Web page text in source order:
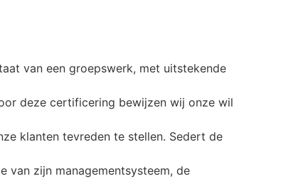
van een groepswerk, met uitstekende
deze certificering bewijzen wij onze wil
klanten tevreden te stellen. Sedert de
van zijn managementsysteem, de